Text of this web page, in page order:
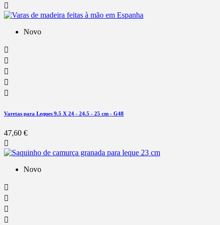

Novo





Varetas para Leques 9.5 X 24 - 24.5 - 25 cm - G48
47,60 €

Novo



